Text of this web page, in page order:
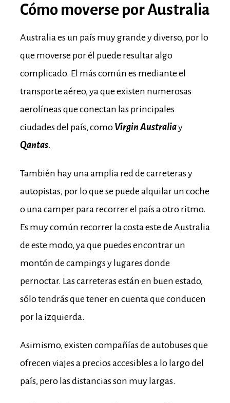
Cómo moverse por Australia
Australia es un país muy grande y diverso, por lo
que moverse por él puede resultar algo
complicado. El más común es mediante el
transporte aéreo, ya que existen numerosas
aerolíneas que conectan las principales
ciudades del país, como Virgin Australiay
Qantas.
También hay una amplia red de carreteras y
autopistas, por lo que se puede alquilar un coche
o una camper para recorrer el país a otro ritmo.
Es muy común recorrer la costa este de Australia
de este modo, ya que puedes encontrar un
montón de campings y lugares donde
pernoctar. Las carreteras están en buen estado,
sólo tendrás que tener en cuenta que conducen
por la izquierda.
Asimismo, existen compañías de autobuses que
ofrecen viajes a precios accesibles a lo largo del
país, pero las distancias son muy largas.